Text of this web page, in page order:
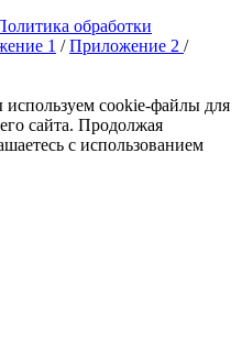
обработки
1 /Приложение 2 /
cookie-файлы для
сайта. Продолжая
с использованием